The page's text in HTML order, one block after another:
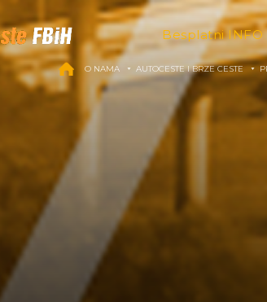
Besplatni INFO
O NAMA AUTOCESTE I BRZE CESTE